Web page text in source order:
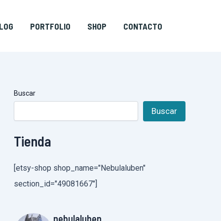
PORTFOLIO SHOP CONTACTO
Buscar
Buscar
Tienda
[etsy-shop shop_name="Nebulaluben"
section_id="49081667"]